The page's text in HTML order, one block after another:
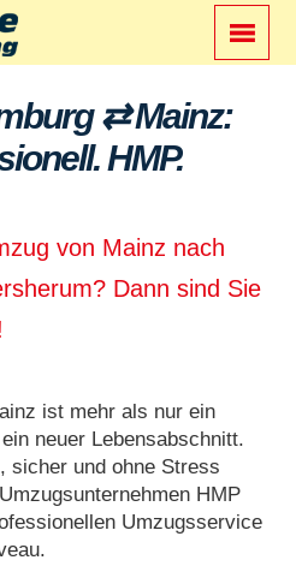
⇄ Mainz:
HMP.
von Mainz nach
Dann sind Sie
ist mehr als nur ein
neuer Lebensabschnitt.
sicher und ohne Stress
HMP
Umzugsservice